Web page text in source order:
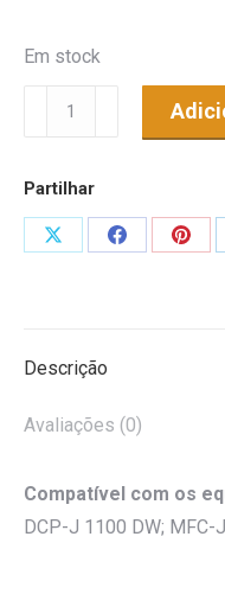
Em stock
Quantidade
Genérico
Cap.
Partilhar
Share
Share
Descrição
Avaliações (0)
Compatível com os
DCP-J 1100 DW; MFC-